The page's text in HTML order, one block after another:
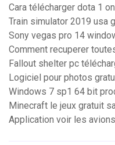
Cara télécharger dota 1
Train simulator 2019 usa
Sony vegas pro 14
Comment recuperer
Fallout shelter pc
Logiciel pour photos
Windows 7 sp1 64 bit
Minecraft le jeux gratuit
Application voir les